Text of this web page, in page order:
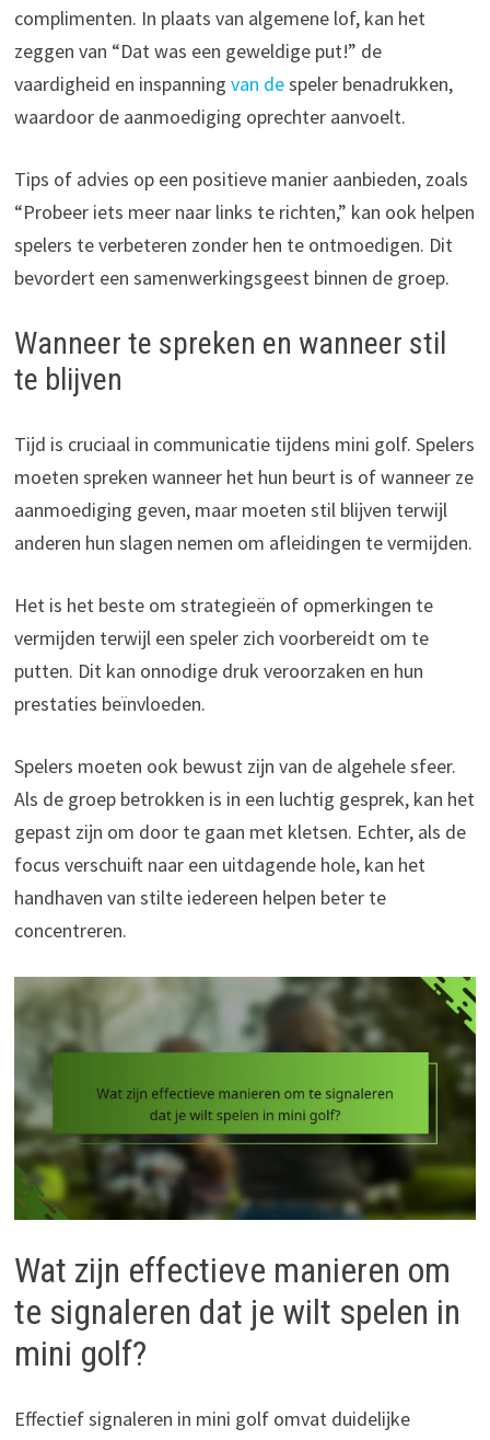
complimenten. In plaats van algemene lof, kan het
zeggen van “Dat was een geweldige put!” de
vaardigheid en inspanning van despeler benadrukken,
waardoor de aanmoediging oprechter aanvoelt.
Tips of advies op een positieve manier aanbieden, zoals
“Probeer iets meer naar links te richten,” kan ook helpen
spelers te verbeteren zonder hen te ontmoedigen. Dit
bevordert een samenwerkingsgeest binnen de groep.
Wanneer te spreken en wanneer stil
te blijven
Tijd is cruciaal in communicatie tijdens mini golf. Spelers
moeten spreken wanneer het hun beurt is of wanneer ze
aanmoediging geven, maar moeten stil blijven terwijl
anderen hun slagen nemen om afleidingen te vermijden.
Het is het beste om strategieën of opmerkingen te
vermijden terwijl een speler zich voorbereidt om te
putten. Dit kan onnodige druk veroorzaken en hun
prestaties beïnvloeden.
Spelers moeten ook bewust zijn van de algehele sfeer.
Als de groep betrokken is in een luchtig gesprek, kan het
gepast zijn om door te gaan met kletsen. Echter, als de
focus verschuift naar een uitdagende hole, kan het
handhaven van stilte iedereen helpen beter te
concentreren.
Wat zijn effectieve manieren om
te signaleren dat je wilt spelen in
mini golf?
Effectief signaleren in mini golf omvat duidelijke